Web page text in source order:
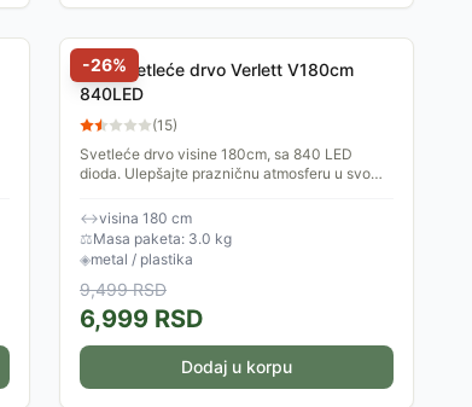
-26%
LED Svetleće drvo Verlett V180cm
840LED
(15)
Svetleće drvo visine 180cm, sa 840 LED
dioda. Ulepšajte prazničnu atmosferu u svome
čaroliju u kojoj...
↔visina 180 cm
⚖Masa paketa: 3.0 kg
◈metal / plastika
9,499RSD
6,999 RSD
Dodaj u korpu